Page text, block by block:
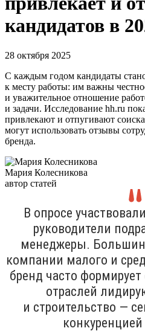
кандидатов в
28 октября 2025
С каждым годом кандидаты
к месту работы: им важны
и уважительное отношение
и задачи. Исследование hh.ru
привлекают и отпугивают
могут использовать отзывы
бренда.
Мария Колесникова
автор статей
В опросе
руководители
менеджеры.
компании малого и
бренд часто
отраслей
и строительство —